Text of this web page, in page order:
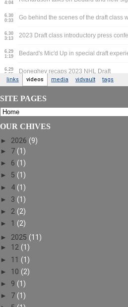
SITE PAGES
OUR CHIVES
► 2026 (9)
► 7 (1)
► 6 (1)
► 5 (1)
► 4 (1)
► 3 (1)
► 2 (2)
► 1 (2)
► 2025 (11)
► 12 (1)
► 11 (1)
► 10 (2)
► 9 (1)
► 7 (1)